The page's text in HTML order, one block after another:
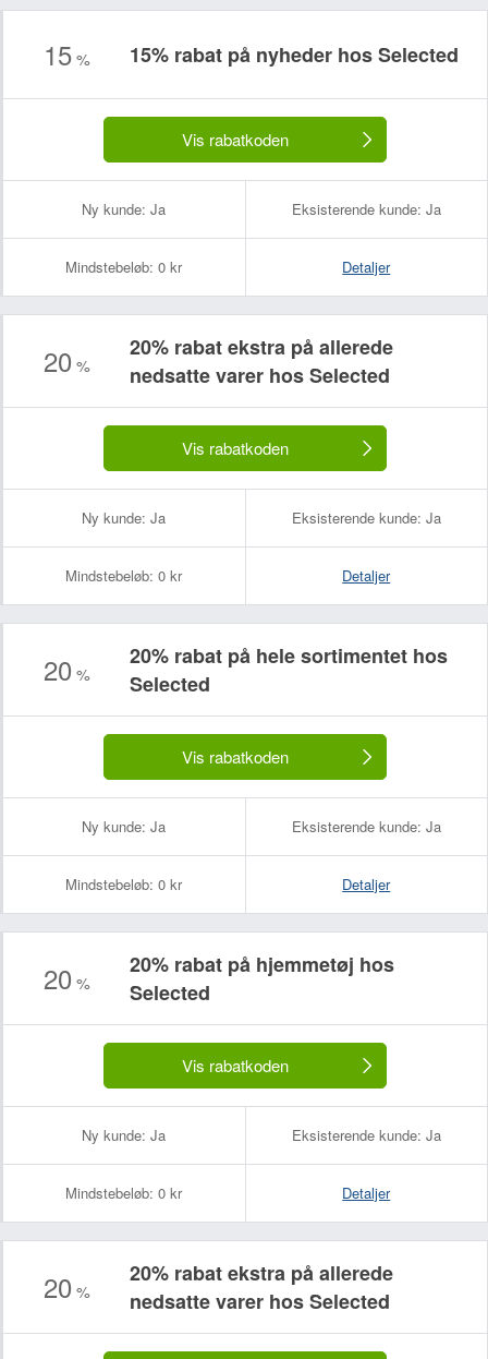
15 % 15% rabat på nyheder hos Selected
Vis rabatkoden
Ny kunde: Ja Eksisterende kunde: Ja
Mindstebeløb: 0 kr Detaljer
20 %
20% rabat ekstra på allerede
nedsatte varer hos Selected
Vis rabatkoden
Ny kunde: Ja Eksisterende kunde: Ja
Mindstebeløb: 0 kr Detaljer
20 %
20% rabat på hele sortimentet hos
Selected
Vis rabatkoden
Ny kunde: Ja Eksisterende kunde: Ja
Mindstebeløb: 0 kr Detaljer
20 %
20% rabat på hjemmetøj hos
Selected
Vis rabatkoden
Ny kunde: Ja Eksisterende kunde: Ja
Mindstebeløb: 0 kr Detaljer
20 %
20% rabat ekstra på allerede
nedsatte varer hos Selected